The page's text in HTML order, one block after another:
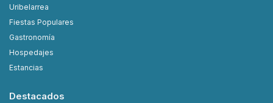
Uribelarrea
Fiestas Populares
Gastronomía
Hospedajes
Estancias
Destacados